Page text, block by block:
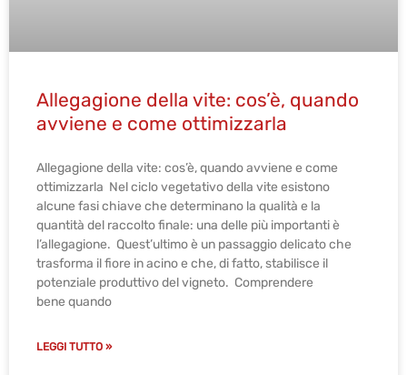
Allegagione della vite: cos’è, quando
avviene e come ottimizzarla
Allegagione della vite: cos’è, quando avviene e come
ottimizzarla Nel ciclo vegetativo della vite esistono
alcune fasi chiave che determinano la qualità e la
quantità del raccolto finale: una delle più importanti è
l’allegagione. Quest’ultimo è un passaggio delicato che
trasforma il fiore in acino e che, di fatto, stabilisce il
potenziale produttivo del vigneto. Comprendere
bene quando
LEGGI TUTTO »